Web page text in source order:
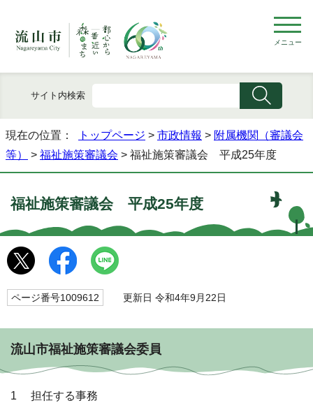
メニュー
サイト内検索
現在の位置： トップページ > 市政情報 > 附属機関（審議会
等）
> 福祉施策審議会 > 福祉施策審議会 平成25年度
福祉施策審議会 平成25年度
ページ番号1009612 更新日 令和4年9月22日
流山市福祉施策審議会委員
1 担任する事務